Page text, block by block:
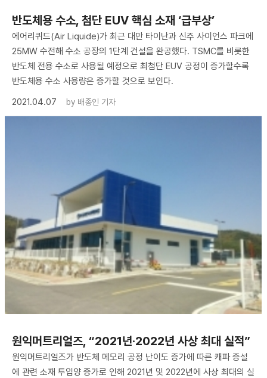
반도체용 수소, 첨단 EUV 핵심 소재 ‘급부상’
에어리퀴드(Air Liquide)가 최근 대만 타이난과 신주 사이언스 파크에
25MW 수전해 수소 공장의 1단계 건설을 완공했다. TSMC를 비롯한
반도체 전용 수소로 사용될 예정으로 최첨단 EUV 공정이 증가할수록
반도체용 수소 사용량은 증가할 것으로 보인다.
2021.04.07
by 배종인 기자
원익머트리얼즈, “2021년·2022년 사상 최대 실적”
원익머트리얼즈가 반도체 메모리 공정 난이도 증가에 따른 캐파 증설
에 관련 소재 투입양 증가로 인해 2021년 및 2022년에 사상 최대의 실